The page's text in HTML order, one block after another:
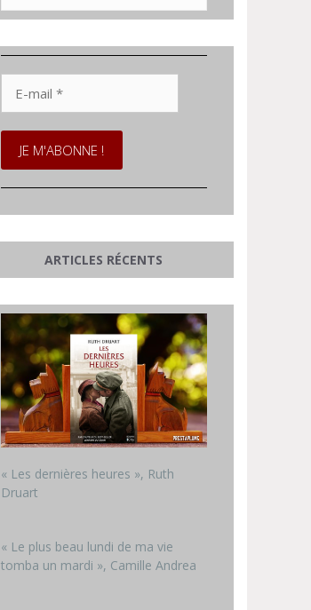
mail
*
ARTICLES RÉCENTS
« Les dernières heures », Ruth
Druart
« Le plus beau lundi de ma vie
tomba un mardi », Camille Andrea